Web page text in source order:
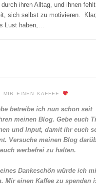
ihren Alltag, und ihnen
sich selbst zu motivieren.
Lust haben,…
MIR EINEN KAFFEE
betreibe ich nun schon seit
meinen Blog. Gebe euch
und Input, damit ihr euch
Versuche meinen Blog
werbefrei zu halten.
Dankeschön würde ich
Mir einen Kaffee zu spenden